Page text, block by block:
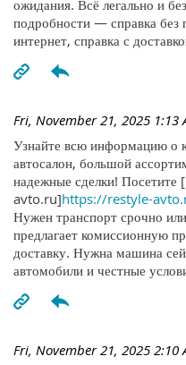
ожидания. Всё легально и
подробности — справка без
интернет, справка с
Fri, November 21, 2025 1:13
Узнайте всю информацию
автосалон, большой
надежные сделки!
avto.ru]https://restyle-
Нужен транспорт срочно
предлагает комиссионную
доставку. Нужна машина
автомобили и честные
Fri, November 21, 2025 2:10